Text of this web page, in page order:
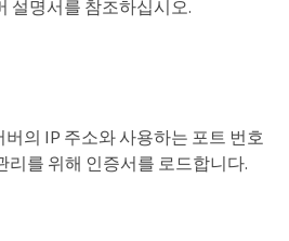
설명서를 참조하십시오.
의 IP 주소와 사용하는 포트 번호
리를 위해 인증서를 로드합니다.